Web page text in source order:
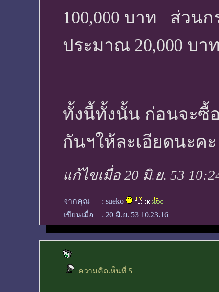
100,000 บาท ส่วน
ประมาณ 20,000 บา
ทั้งนี้ทั้งนั้น ก่อนจะซื้
กันฯให้ละเอียดนะค
แก้ไขเมื่อ 20 มิ.ย. 53
จากคุณ : sueko
เขียนเมื่อ
: 20 มิ.ย. 53 10:23:16
ความคิดเห็นที่ 5